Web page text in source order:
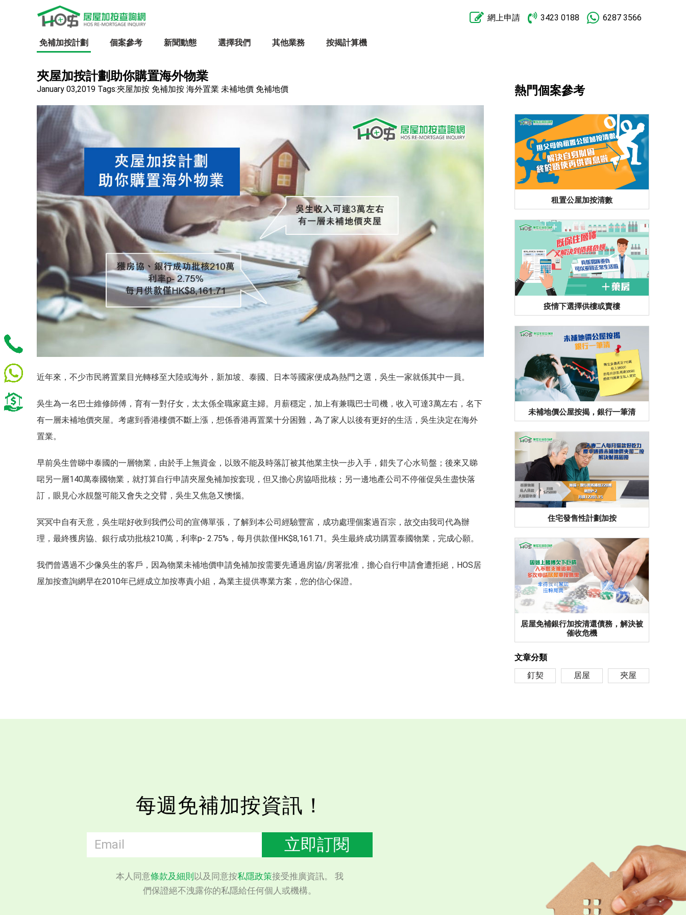
網上申請 3423 0188 6287 3566
免補加按計劃 個案參考 新聞動態 選擇我們 其他業務 按揭計算機
夾屋加按計劃助你購置海外物業
January 03,2019 Tags:夾屋加按 免補加按 海外置業 未補地價 免補地價
近年來，不少市民將置業目光轉移至大陸或海外，新加坡、泰國、日本等國家便成為熱門之選，吳生一家就係其中一員。
吳生為一名巴士維修師傅，育有一對仔女，太太係全職家庭主婦。月薪穩定，加上有兼職巴士司機，收入可達3萬左右，名下
有一層未補地價夾屋。考慮到香港樓價不斷上漲，想係香港再置業十分困難，為了家人以後有更好的生活，吳生決定在海外
置業。
早前吳生曾睇中泰國的一層物業，由於手上無資金，以致不能及時落訂被其他業主快一步入手，錯失了心水筍盤；後來又睇
啱另一層140萬泰國物業，就打算自行申請夾屋免補加按套現，但又擔心房協唔批核；另一邊地產公司不停催促吳生盡快落
訂，眼見心水靚盤可能又會失之交臂，吳生又焦急又懊惱。
冥冥中自有天意，吳生啱好收到我們公司的宣傳單張，了解到本公司經驗豐富，成功處理個案過百宗，故交由我司代為辦
理，最終獲房協、銀行成功批核210萬，利率p- 2.75%，每月供款僅HK$8,161.71。吳生最終成功購置泰國物業，完成心願。
我們曾遇過不少像吳生的客戶，因為物業未補地價申請免補加按需要先通過房協/房署批准，擔心自行申請會遭拒絕，HOS居
屋加按查詢網早在2010年已經成立加按專責小組，為業主提供專業方案，您的信心保證。
熱門個案參考
租置公屋加按清數
疫情下選擇供樓或賣樓
未補地價公屋按揭，銀行一筆清
住宅發售性計劃加按
居屋免補銀行加按清還債務，解決被
催收危機
文章分類
釘契
居屋 夾屋
每週免補加按資訊！
立即訂閱
本人同意條款及細則以及同意按私隱政策接受推廣資訊。 我
們保證絕不洩露你的私隱給任何個人或機構。